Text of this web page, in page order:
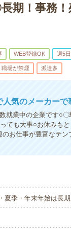
期！事務！
WEB登録OK 週5
職場が禁煙 派遣多
気のメーカーで
就業中の企業です○
ても大事○お休みも
お仕事が豊富なテン
季・年末年始は長期